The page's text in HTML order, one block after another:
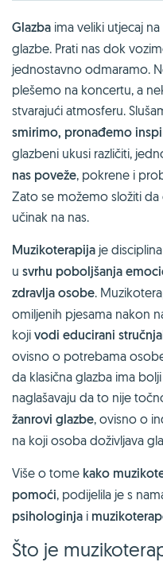
Glazba ima veliki utjecaj
glazbe. Prati nas dok
jednostavno odmaramo.
plešemo na koncertu, a
stvarajući atmosferu.
smirimo, pronađemo
glazbeni ukusi različiti,
nas poveže, pokrene i
Zato se možemo složiti da
učinak na nas.
Muzikoterapija je
u svrhu poboljšanja
zdravlja osobe.
omiljenih pjesama nakon
koji vodi educirani
ovisno o potrebama
da klasična glazba ima
naglašavaju da to nije
žanrovi glazbe, ovisno o
na koji osoba doživljava
Više o tome kako
pomoći, podijelila je s
psihologinja i
Što je